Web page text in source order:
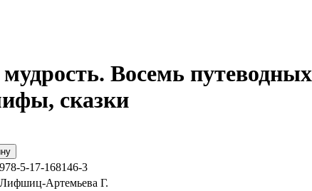
Восемь
сказки
978-5-17-168146-3
Лифшиц-Артемьева Г.